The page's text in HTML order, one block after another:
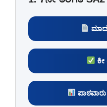
ಕೀ